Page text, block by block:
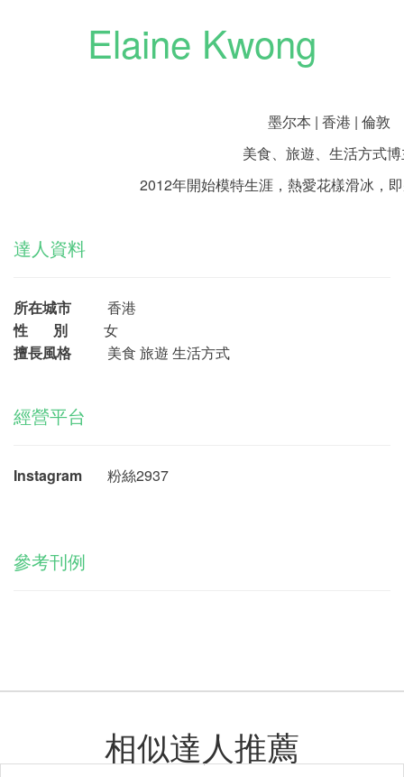
Elaine Kwong
墨尔本 | 香港 | 倫敦
美食、旅遊、生活方式
2012年開始模特生涯，熱愛花樣滑冰，
達人資料
所在城市 香港
性 別 女
擅長風格 美食 旅遊 生活方式
經營平台
Instagram 粉絲2937
參考刊例
相似達人推薦